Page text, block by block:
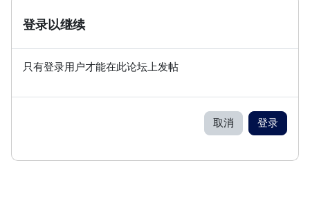
登录以继续
只有登录用户才能在此论坛上发帖
取消 登录